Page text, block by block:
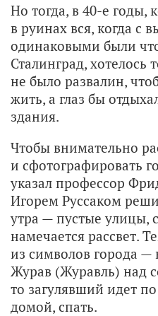
Но тогда, в 40-е годы,
в руинах вся, когда с
одинаковыми были
Сталинград, хотелось
не было развалин,
жить, а глаз бы
здания.
Чтобы внимательно
и сфотографировать
указал профессор
Игорем Руссаком
утра — пустые улицы,
намечается рассвет.
из символов города
Журав (Журавль) над
то загулявший идет
домой, спать.